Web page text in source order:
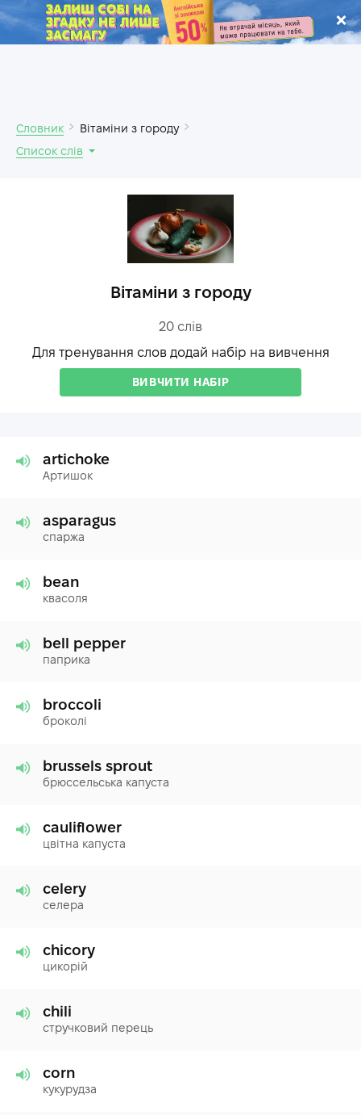
.
Словник
Вітаміни з городу
Список слів
Вітаміни з городу
20 слів
Для тренування слов додай набір на вивчення
ВИВЧИТИ НАБІР
artichoke
Артишок
asparagus
спаржа
bean
квасоля
bell pepper
паприка
broccoli
броколі
brussels sprout
брюссельська капуста
cauliflower
цвітна капуста
celery
селера
chicory
цикорій
chili
стручковий перець
corn
кукурудза